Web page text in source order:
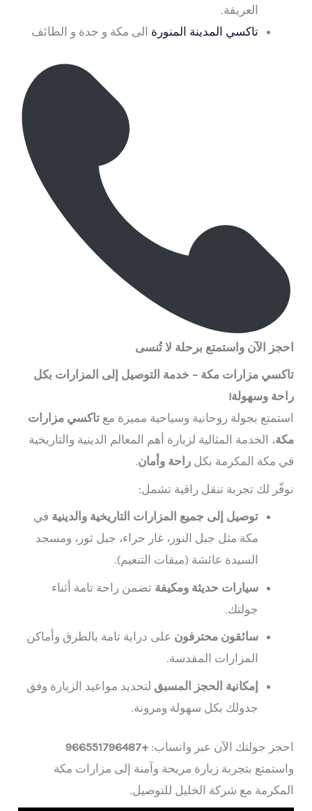
العريقة.
تاكسي المدينة المنورة الى مكة و جدة و الطائف
احجز الآن واستمتع برحلة لا تُنسى
تاكسي مزارات مكة – خدمة التوصيل إلى المزارات بكل
راحة وسهولة!
استمتع بجولة روحانية وسياحية مميزة معتاكسي مزارات
مكة، الخدمة المثالية لزيارة أهم المعالم الدينية والتاريخية
في مكة المكرمة بكلراحة وأمان.
نوفّر لك تجربة تنقل راقية تشمل:
توصيل إلى جميع المزارات التاريخية والدينية في
مكة مثل جبل النور، غار حراء، جبل ثور، ومسجد
السيدة عائشة (ميقات التنعيم).
سيارات حديثة ومكيفة تضمن راحة تامة أثناء
جولتك.
سائقون محترفون على دراية تامة بالطرق وأماكن
المزارات المقدسة.
إمكانية الحجز المسبق لتحديد مواعيد الزيارة وفق
جدولك بكل سهولة ومرونة.
احجز جولتك الآن عبر واتساب:+966551796487
واستمتع بتجربة زيارة مريحة وآمنة إلى مزارات مكة
المكرمة مع شركة الخليل للتوصيل.